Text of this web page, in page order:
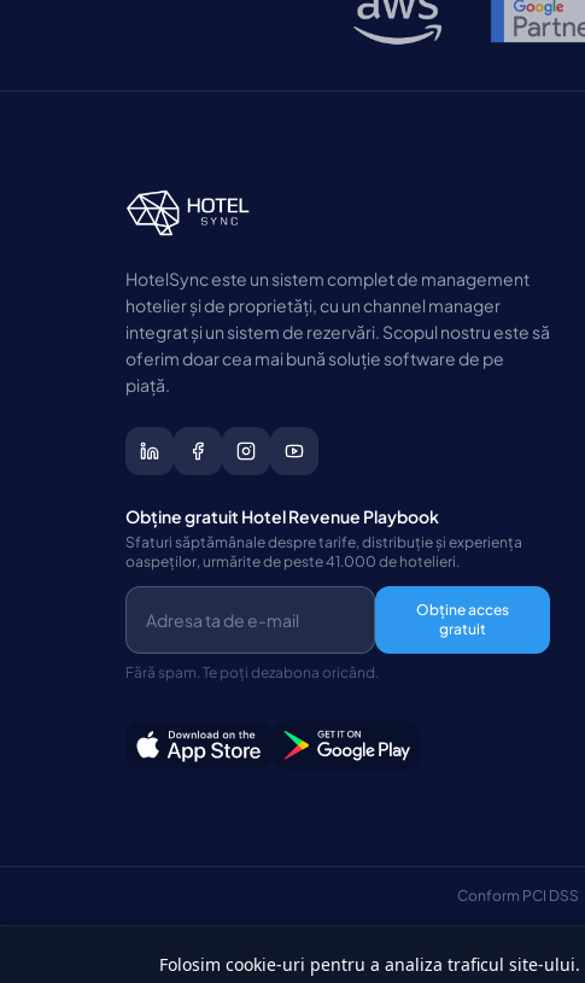
HotelSync este un sistem complet de management
hotelier și de proprietăți, cu un channel manager
integrat și un sistem de rezervări. Scopul nostru este să
oferim doar cea mai bună soluție software de pe
piață.
Obține gratuit Hotel Revenue Playbook
Sfaturi săptămânale despre tarife, distribuție și experiența
oaspeților, urmărite de peste 41.000 de hotelieri.
Obține acces
gratuit
Fără spam. Te poți dezabona oricând.
Conform PCI DSS
©Drepturi de autor 2026 HotelSync. Toate drepturile rezervate.
Folosim cookie-uri pentru a analiza traficul site-ului.